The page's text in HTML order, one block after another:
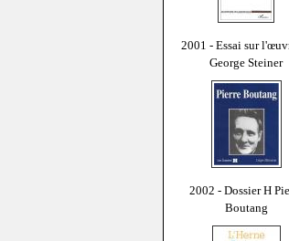
2001 - Essai sur
George Steiner
2002 - Dossier H
Boutang